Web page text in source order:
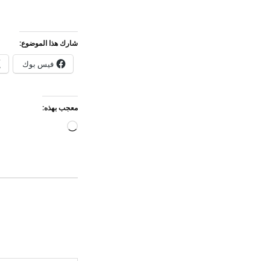
شارك هذا الموضوع:
فيس بوك
معجب بهذه:
جاري
كتابة بريدك الإلكتروني...